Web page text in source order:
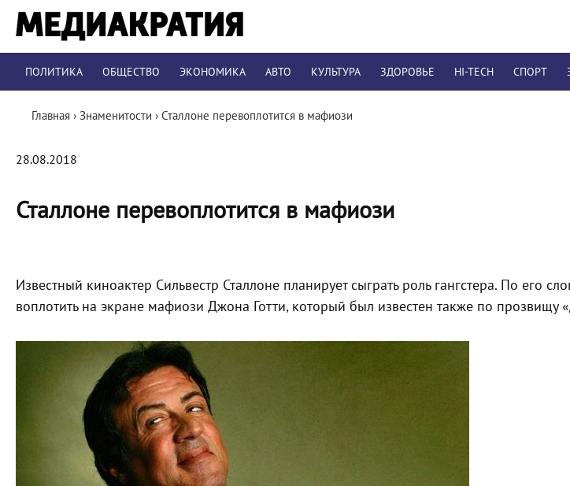
ПОЛИТИКА ОБЩЕСТВО ЭКОНОМИКА АВТО КУЛЬТУРА ЗДОРОВЬЕ HI-TECH СПОРТ
Главная › Знаменитости › Сталлоне перевоплотится в мафиози
28.08.2018
Сталлоне перевоплотится в мафиози
Известный киноактер Сильвестр Сталлоне планирует сыграть роль гангстера. По его
воплотить на экране мафиози Джона Готти, который был известен также по прозвищу